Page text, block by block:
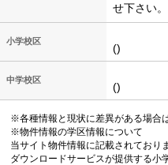
せ下さい
小学校区
()
中学校区
()
※各種情報と現状に差異がある場合
※物件情報の学区情報について
当サイト物件情報に記載されており
ダウンロードサービスが提供する小